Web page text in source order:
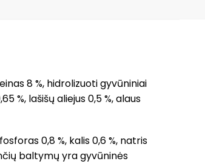
8 %, hidrolizuoti gyvūniniai
%, lašišų aliejus 0,5 %, alaus
0,8 %, kalis 0,6 %, natris
baltymų yra gyvūninės